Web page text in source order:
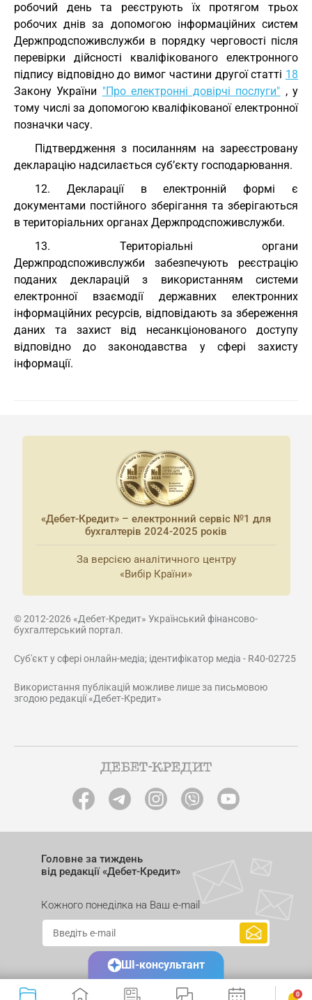
робочий день та реєструють їх протягом трьох
робочих днів за допомогою інформаційних систем
Держпродспоживслужби в порядку черговості після
перевірки дійсності кваліфікованого електронного
підпису відповідно до вимог частини другої статті 18
Закону України "Про електронні довірчі послуги" , у
тому числі за допомогою кваліфікованої електронної
позначки часу.
Підтвердження з посиланням на зареєстровану
декларацію надсилається суб’єкту господарювання.
12. Декларації в електронній формі є
документами постійного зберігання та зберігаються
в територіальних органах Держпродспоживслужби.
13. Територіальні органи
Держпродспоживслужби забезпечують реєстрацію
поданих декларацій з використанням системи
електронної взаємодії державних електронних
інформаційних ресурсів, відповідають за збереження
даних та захист від несанкціонованого доступу
відповідно до законодавства у сфері захисту
інформації.
«Дебет-Кредит» – електронний сервіс №1 для
бухгалтерів 2024-2025 років
За версією аналітичного центру
«Вибір Країни»
© 2012-2026 «Дебет-Кредит» Український фінансово-
бухгалтерський портал.
Суб'єкт у сфері онлайн-медіа; ідентифікатор медіа - R40-02725
Використання публікацій можливе лише за письмовою
згодою редакції «Дебет-Кредит»
Головне за тиждень
від редакції «Дебет-Кредит»
Кожного понеділка на Ваш e-mail
0
ШІ-консультант